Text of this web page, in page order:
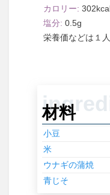
302
0.5
１
材料
小豆
米
ウナギの蒲焼
青じそ